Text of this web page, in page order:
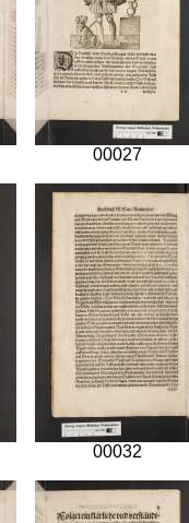
00027
00032